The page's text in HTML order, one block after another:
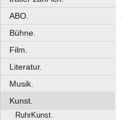
ABO.
Bühne.
Film.
Literatur.
Musik.
Kunst.
RuhrKunst.